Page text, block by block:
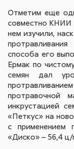
Отметим еще
совместно КНИИ
нем изучили,
способа его
Ермак по
семян дал
инкрустацией
«Петкус» на
с применением
«Диско» – 56,4 ц/